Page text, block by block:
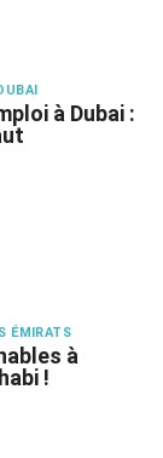
à Dubai :
ÉMIRATS
à
!